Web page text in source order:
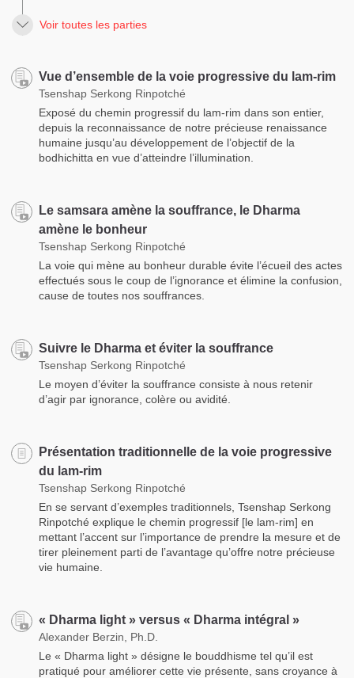
Voir toutes les parties
Vue d’ensemble de la voie progressive du lam-rim
Tsenshap Serkong Rinpotché
Exposé du chemin progressif du lam-rim dans son entier,
depuis la reconnaissance de notre précieuse renaissance
humaine jusqu’au développement de l’objectif de la
bodhichitta en vue d’atteindre l’illumination.
Le samsara amène la souffrance, le Dharma
amène le bonheur
Tsenshap Serkong Rinpotché
La voie qui mène au bonheur durable évite l’écueil des actes
effectués sous le coup de l’ignorance et élimine la confusion,
cause de toutes nos souffrances.
Suivre le Dharma et éviter la souffrance
Tsenshap Serkong Rinpotché
Le moyen d’éviter la souffrance consiste à nous retenir
d’agir par ignorance, colère ou avidité.
Présentation traditionnelle de la voie progressive
du lam-rim
Tsenshap Serkong Rinpotché
En se servant d’exemples traditionnels, Tsenshap Serkong
Rinpotché explique le chemin progressif [le lam-rim] en
mettant l’accent sur l’importance de prendre la mesure et de
tirer pleinement parti de l’avantage qu’offre notre précieuse
vie humaine.
« Dharma light » versus « Dharma intégral »
Alexander Berzin, Ph.D.
Le « Dharma light » désigne le bouddhisme tel qu’il est
pratiqué pour améliorer cette vie présente, sans croyance à